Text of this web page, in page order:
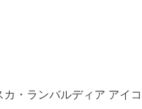
カ・ランバルディア アイ